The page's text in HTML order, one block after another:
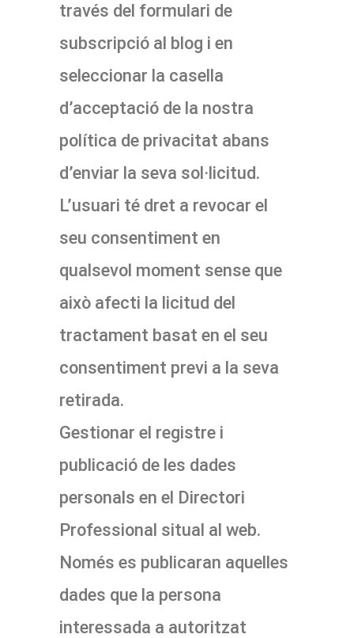
través del formulari de
subscripció al blog i en
seleccionar la casella
d’acceptació de la nostra
política de privacitat abans
d’enviar la seva sol·licitud.
L’usuari té dret a revocar el
seu consentiment en
qualsevol moment sense que
això afecti la licitud del
tractament basat en el seu
consentiment previ a la seva
retirada.
Gestionar el registre i
publicació de les dades
personals en el Directori
Professional situal al web.
Només es publicaran aquelles
dades que la persona
interessada a autoritzat